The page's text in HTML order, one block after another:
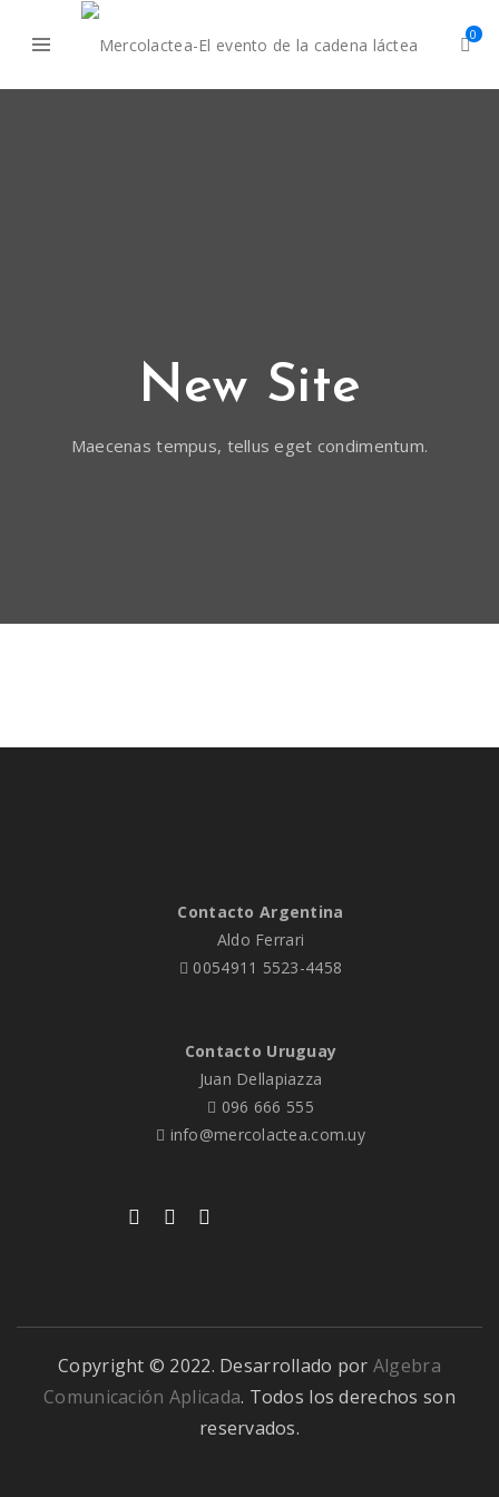
0
New Site
Maecenas tempus, tellus eget condimentum.
Contacto Argentina
Aldo Ferrari
0054911 5523-4458
Contacto Uruguay
Juan Dellapiazza
096 666 555
info@mercolactea.com.uy
Copyright © 2022. Desarrollado por Algebra
Comunicación Aplicada. Todos los derechos son
reservados.